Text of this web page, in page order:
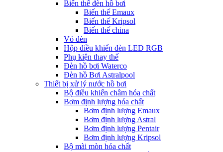
Biến thế đèn hồ bơi
Biến thế Emaux
Biến thế Kripsol
Biến thế china
Vỏ đèn
Hộp điều khiển đèn LED RGB
Phụ kiện thay thế
Đèn hồ bơi Waterco
Đèn hồ Bơi Astralpool
Thiết bị xử lý nước hồ bơi
Bộ điều khiển châm hóa chất
Bơm định lượng hóa chất
Bơm định lượng Emaux
Bơm định lượng Astral
Bơm định lượng Pentair
Bơm định lượng Kripsol
Bộ mài mòn hóa chất